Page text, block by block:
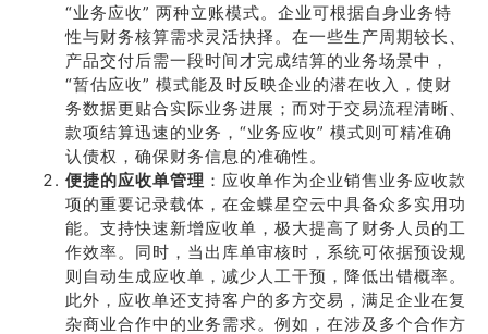
“业务应收” 两种立账模式。企业可根据自身业务特
性与财务核算需求灵活抉择。在一些生产周期较长、
产品交付后需一段时间才完成结算的业务场景中，
“暂估应收” 模式能及时反映企业的潜在收入，使财
务数据更贴合实际业务进展；而对于交易流程清晰、
款项结算迅速的业务，“业务应收” 模式则可精准确
认债权，确保财务信息的准确性。
便捷的应收单管理 ：应收单作为企业销售业务应收款
项的重要记录载体，在金蝶星空云中具备众多实用功
能。支持快速新增应收单，极大提高了财务人员的工
作效率。同时，当出库单审核时，系统可依据预设规
则自动生成应收单，减少人工干预，降低出错概率。
此外，应收单还支持客户的多方交易，满足企业在复
杂商业合作中的业务需求。例如，在涉及多个合作方